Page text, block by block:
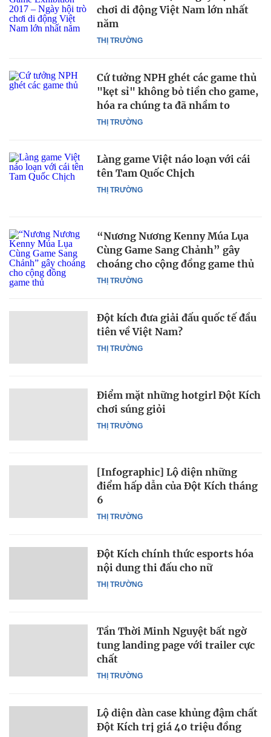
THỊ TRƯỜNG
chơi di động Việt Nam lớn nhất
năm
THỊ TRƯỜNG
Cứ tưởng NPH ghét các game thủ
"kẹt sỉ" không bỏ tiền cho game,
hóa ra chúng ta đã nhầm to
THỊ TRƯỜNG
Làng game Việt náo loạn với cái
tên Tam Quốc Chịch
THỊ TRƯỜNG
“Nương Nương Kenny Múa Lụa
Cùng Game Sang Chảnh” gây
choáng cho cộng đồng game thủ
THỊ TRƯỜNG
Đột kích đưa giải đấu quốc tế đầu
tiên về Việt Nam?
THỊ TRƯỜNG
Điểm mặt những hotgirl Đột Kích
chơi súng giỏi
THỊ TRƯỜNG
[Infographic] Lộ diện những
điểm hấp dẫn của Đột Kích tháng
6
THỊ TRƯỜNG
Đột Kích chính thức esports hóa
nội dung thi đấu cho nữ
THỊ TRƯỜNG
Tần Thời Minh Nguyệt bất ngờ
tung landing page với trailer cực
chất
Lộ diện dàn case khủng đậm chất
Đột Kích trị giá 40 triệu đồng